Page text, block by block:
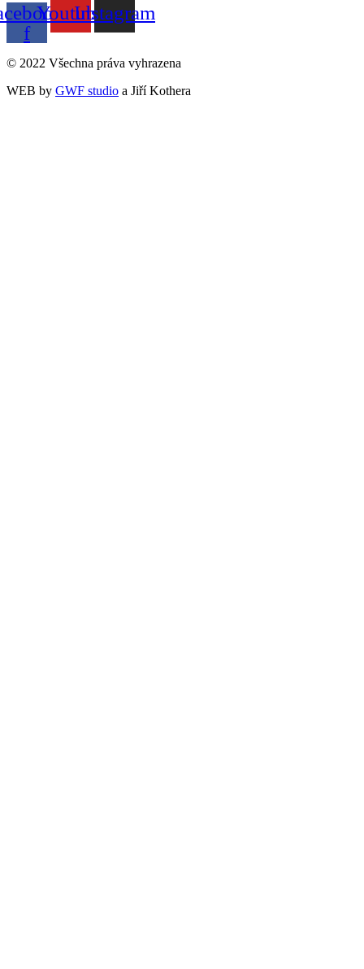
f
YoutubeInstagram
© 2022 Všechna práva vyhrazena
WEB by GWF studio a Jiří Kothera